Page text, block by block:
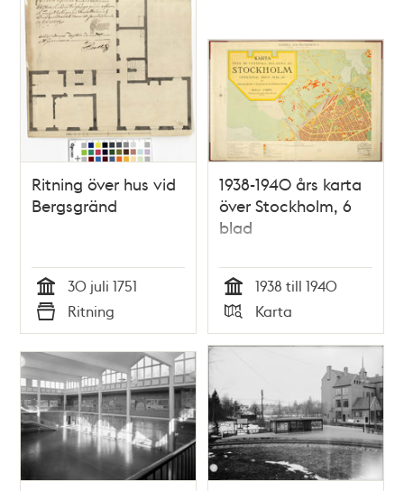
Ritning över hus vid
Bergsgränd
Tid
30 juli 1751
Typ
Ritning
1938-1940 års karta
över Stockholm, 6
blad
Tid
1938 till 1940
Typ
Karta